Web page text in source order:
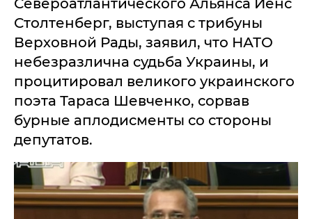
Североатлантического Альянса Йенс
Столтенберг, выступая с трибуны
Верховной Рады, заявил, что НАТО
небезразлична судьба Украины, и
процитировал великого украинского
поэта Тараса Шевченко, сорвав
бурные аплодисменты со стороны
депутатов.